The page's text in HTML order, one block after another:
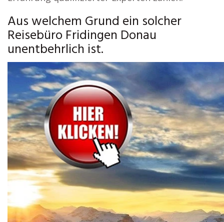
Aus welchem Grund ein solcher
Reisebüro Fridingen Donau
unentbehrlich ist.